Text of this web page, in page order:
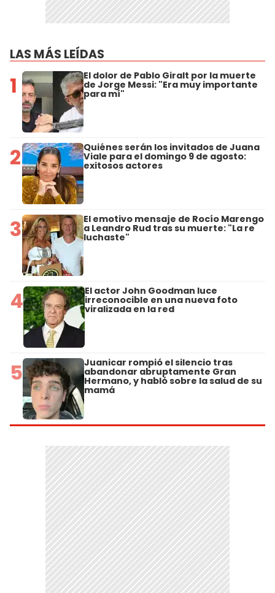
LAS MÁS LEÍDAS
1 El dolor de Pablo Giralt por la muerte
de Jorge Messi: "Era muy importante
para mí"
2 Quiénes serán los invitados de Juana
Viale para el domingo 9 de agosto:
exitosos actores
3 El emotivo mensaje de Rocío Marengo
a Leandro Rud tras su muerte: "La re
luchaste"
4 El actor John Goodman luce
irreconocible en una nueva foto
viralizada en la red
5 Juanicar rompió el silencio tras
abandonar abruptamente Gran
Hermano, y habló sobre la salud de su
mamá